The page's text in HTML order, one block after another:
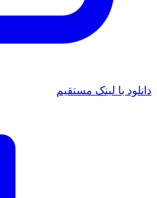
با لینک مستقیم